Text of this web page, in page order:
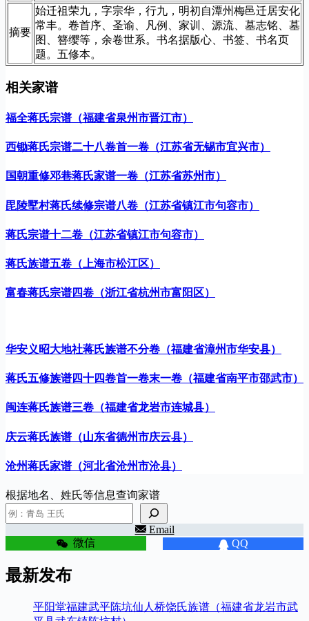
摘要
始迁祖荣九，字宗华，行九，明初自潭州梅邑迁居安化
常丰。卷首序、圣谕、凡例、家训、源流、墓志铭、墓
图、簪缨等，余卷世系。书名据版心、书签、书名页
题。五修本。
相关家谱
福全蒋氏宗谱（福建省泉州市晋江市）
西锄蒋氏宗谱二十八卷首一卷（江苏省无锡市宜兴市）
国朝重修邓巷蒋氏家谱一卷（江苏省苏州市）
毘陵墅村蒋氏续修宗谱八卷（江苏省镇江市句容市）
蒋氏宗谱十二卷（江苏省镇江市句容市）
蒋氏族谱五卷（上海市松江区）
富春蒋氏宗谱四卷（浙江省杭州市富阳区）
华安义昭大地社蒋氏族谱不分卷（福建省漳州市华安县）
蒋氏五修族谱四十四卷首一卷末一卷（福建省南平市邵武市）
闽连蒋氏族谱三卷（福建省龙岩市连城县）
庆云蒋氏族谱（山东省德州市庆云县）
沧州蒋氏家谱（河北省沧州市沧县）
根据地名、姓氏等信息查询家谱
Email
微信 QQ
最新发布
平阳堂福建武平陈坑仙人桥饶氏族谱（福建省龙岩市武